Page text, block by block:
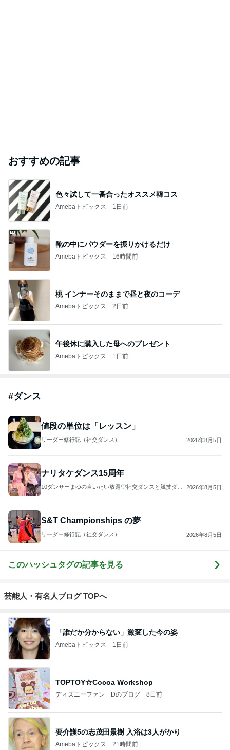
おすすめの記事
色々試して一番合ったオススメ韓コス
Amebaトピックス 1日前
靴の中にパウダーを振りかけるだけ
Amebaトピックス 16時間前
桃 インナーそのままで昼と夜のコーデ
Amebaトピックス 2日前
午後休に購入した母へのプレゼント
Amebaトピックス 1日前
#ダンス
値段の単位は「レッスン」
リーダー修行記（社交ダンス） 2026年8月5日
ナリタケダンス15周年
10ダンサーまゆの言いたい放題♡社交ダンスと競技ダン
2026年8月5日
S&T Championships の夢
リーダー修行記（社交ダンス） 2026年8月5日
このハッシュタグの記事を見る
芸能人・有名人ブログ TOPへ
「誰だか分からない」激変した今の姿
Amebaトピックス 1日前
TOPTOY☆Cocoa Workshop
ディズニーファン Dのブログ 8日前
要介護5の志茂田景樹 入浴は3人がかり
Amebaトピックス 21時間前